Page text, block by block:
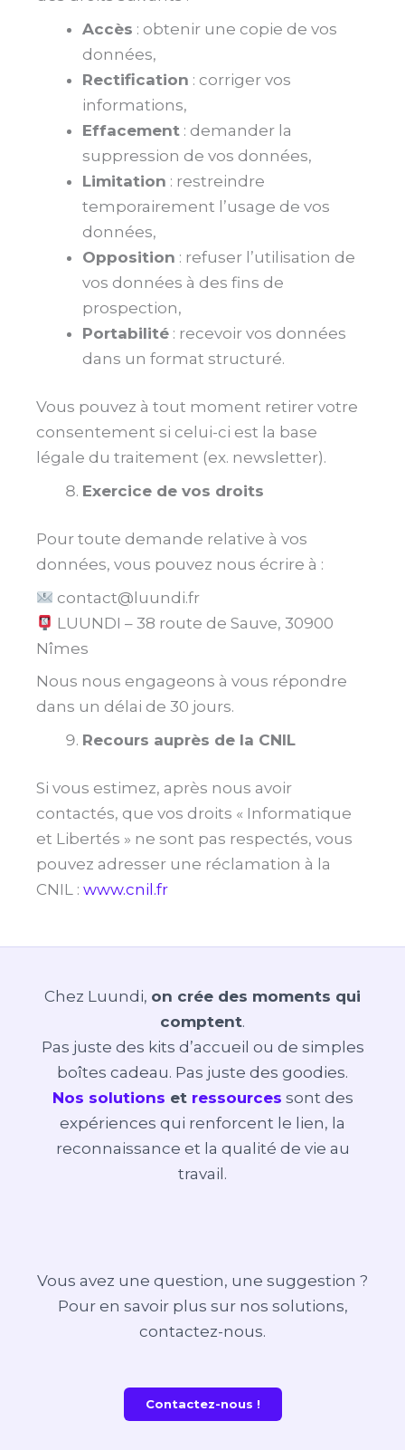
Accès : obtenir une copie de vos
données,
Rectification : corriger vos
informations,
Effacement : demander la
suppression de vos données,
Limitation : restreindre
temporairement l’usage de vos
données,
Opposition : refuser l’utilisation de
vos données à des fins de
prospection,
Portabilité : recevoir vos données
dans un format structuré.
Vous pouvez à tout moment retirer votre
consentement si celui-ci est la base
légale du traitement (ex. newsletter).
Exercice de vos droits
Pour toute demande relative à vos
données, vous pouvez nous écrire à :
contact@luundi.fr
LUUNDI – 38 route de Sauve, 30900
Nîmes
Nous nous engageons à vous répondre
dans un délai de 30 jours.
Recours auprès de la CNIL
Si vous estimez, après nous avoir
contactés, que vos droits « Informatique
et Libertés » ne sont pas respectés, vous
pouvez adresser une réclamation à la
CNIL : www.cnil.fr
Chez Luundi, on crée des moments qui
comptent.
Pas juste des kits d’accueil ou de simples
boîtes cadeau. Pas juste des goodies.
Nos solutions et ressources sont des
expériences qui renforcent le lien, la
reconnaissance et la qualité de vie au
travail.
Vous avez une question, une suggestion ?
Pour en savoir plus sur nos solutions,
contactez-nous.
Contactez-nous !